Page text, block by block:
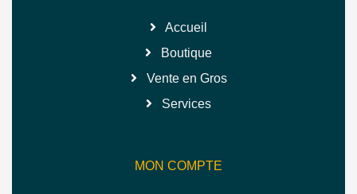
Accueil
Boutique
Vente en Gros
Services
MON COMPTE